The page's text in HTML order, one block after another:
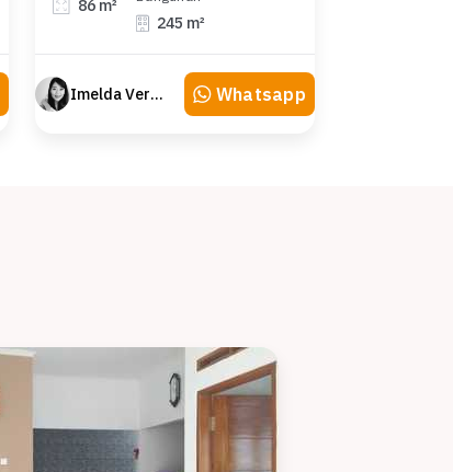
86 m²
245 m²
Imelda Veranika Whatsapp